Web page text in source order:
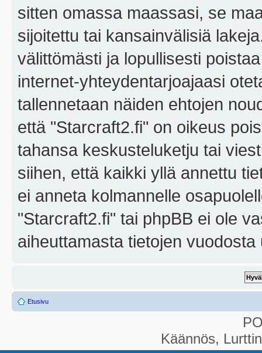
sitten omassa maassasi, se
sijoitettu tai kansainvälisiä
välittömästi ja lopullisesti
internet-yhteydentarjoajaasi
tallennetaan näiden ehtojen
että "Starcraft2.fi" on oikeus
tahansa keskusteluketju tai
siihen, että kaikki yllä annettu
ei anneta kolmannelle
"Starcraft2.fi" tai phpBB ei ole
aiheuttamasta tietojen
Etusivu
Käännös,